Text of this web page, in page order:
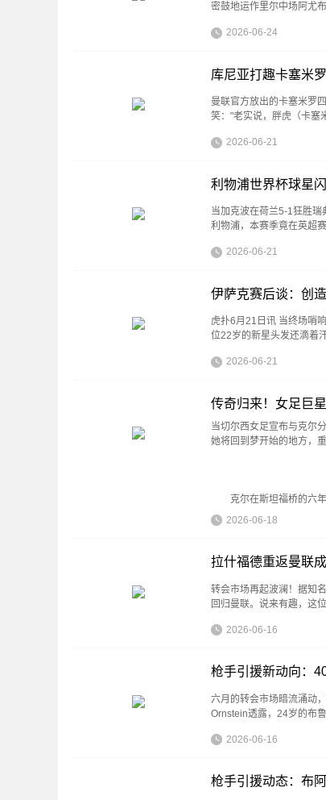
密鼓地运作里尔中场阿尤
2026-06-24
库尼亚打趣卡塞米
曼联官方放出的卡塞米罗
笑："老实说，胖虎（卡
2026-06-21
利物浦世界杯球星
当加克波在荷兰5-1狂胜
利物浦，本赛季竟在英超
2026-06-21
伊萨克赛后谈：创
虎扑6月21日讯 当终场哨
位22岁的新星头发还滴着
2026-06-21
传奇归来！女足巨
当切尔西女足宣布与克尔
她将回到梦开始的地方，
克尔在斯坦福桥的六年
2026-06-18
拉什福德重返曼联
转会市场再起波澜！据知
回归曼联。说来有趣，这
2026-06-16
枪手引援新动向：
六月的转会市场暗流涌动
Ornstein透露，24岁的布
2026-06-16
枪手引援动态：布